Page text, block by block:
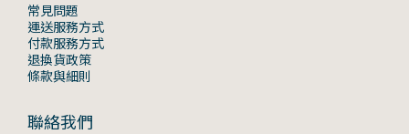
常見問題
運送服務方式
付款服務方式
退換貨政策
條款與細則
聯絡我們